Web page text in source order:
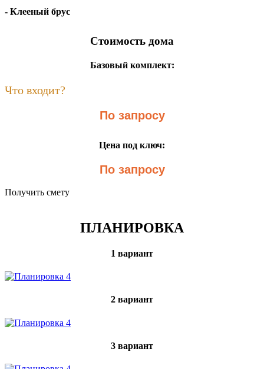
- Клееный брус
Стоимость дома
Базовый комплект:
Что входит?
По запросу
Цена под ключ:
По запросу
Получить смету
ПЛАНИРОВКА
1 вариант
2 вариант
3 вариант